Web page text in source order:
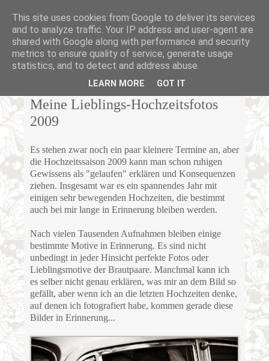
MITTWOCH, 25. NOVEMBER 2009
Meine Lieblings-Hochzeitsfotos
2009
Es stehen zwar noch ein paar kleinere Termine an, aber
die Hochzeitssaison 2009 kann man schon ruhigen
Gewissens als "gelaufen" erklären und Konsequenzen
ziehen. Insgesamt war es ein spannendes Jahr mit
einigen sehr bewegenden Hochzeiten, die bestimmt
auch bei mir lange in Erinnerung bleiben werden.
Nach vielen Tausenden Aufnahmen bleiben einige
bestimmte Motive in Erinnerung. Es sind nicht
unbedingt in jeder Hinsicht perfekte Fotos oder
Lieblingsmotive der Brautpaare. Manchmal kann ich
es selber nicht genau erklären, was mir an dem Bild so
gefällt, aber wenn ich an die letzten Hochzeiten denke,
auf denen ich fotografiert habe, kommen gerade diese
Bilder in Erinnerung...
This site uses cookies from Google to deliver its services
and to analyze traffic. Your IP address and user-agent are
shared with Google along with performance and security
metrics to ensure quality of service, generate usage
statistics, and to detect and address abuse.
LEARN MORE GOT IT